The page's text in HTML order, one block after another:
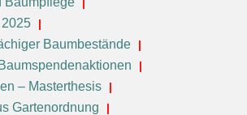
Baumbestände
– Masterthesis
Gartenordnung